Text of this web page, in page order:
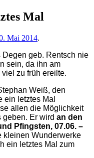
Mal
Mai 2014.
geb. Rentsch nie
sein, da ihn am
zu früh ereilte.
Weiß, den
ein letztes Mal
allen die Möglichkeit
Er wird an den
Pfingsten, 07.06. –
kleinen Wunderwerke
ein letztes Mal zum